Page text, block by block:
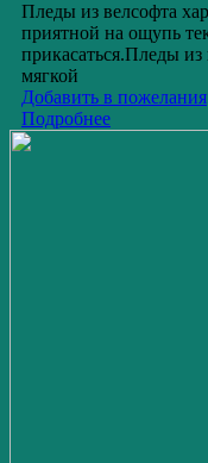
Пледы из велсофта
приятной на ощупь
прикасаться.Пледы из
мягкой
Добавить в пожелания
Подробнее